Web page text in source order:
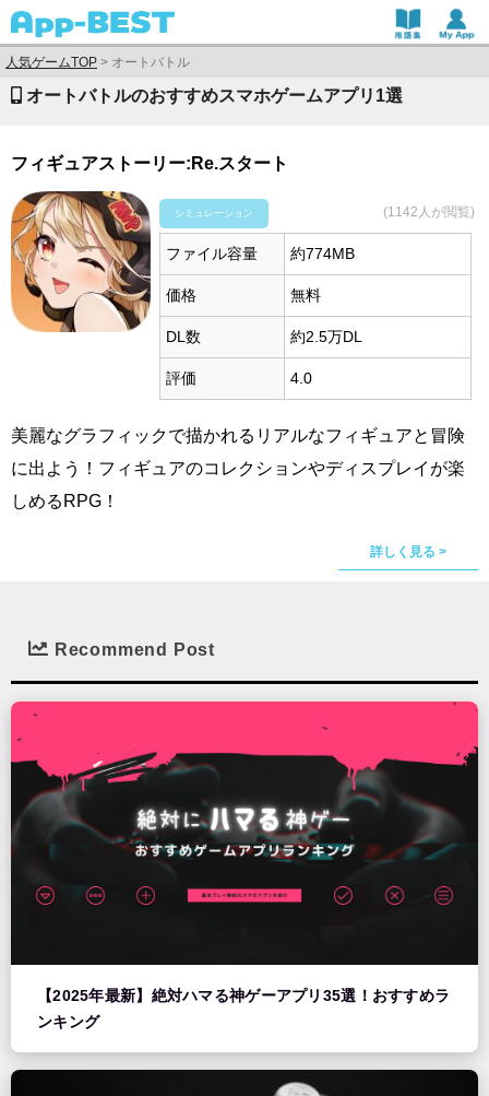
人気ゲームTOP > オートバトル
オートバトルのおすすめスマホゲームアプリ1選
フィギュアストーリー:Re.スタート
シミュレーション (1142人が閲覧)
ファイル容量 約774MB
価格 無料
DL数 約2.5万DL
評価 4.0
美麗なグラフィックで描かれるリアルなフィギュアと冒険
に出よう！フィギュアのコレクションやディスプレイが楽
しめるRPG！
詳しく見る >
Recommend Post
【2025年最新】絶対ハマる神ゲーアプリ35選！おすすめラ
ンキング